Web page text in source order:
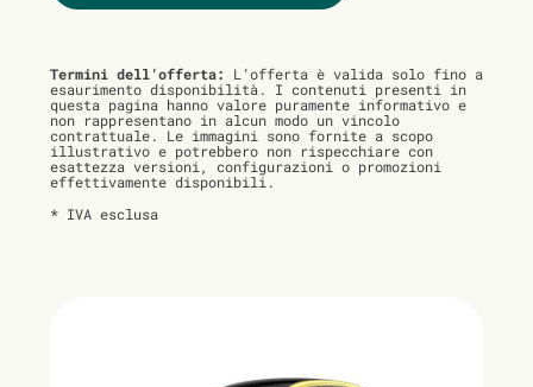
Termini dell’offerta:
L’offerta è valida solo fino a
esaurimento disponibilità. I contenuti presenti in
questa pagina hanno valore puramente informativo e
non rappresentano in alcun modo un vincolo
contrattuale. Le immagini sono fornite a scopo
illustrativo e potrebbero non rispecchiare con
esattezza versioni, configurazioni o promozioni
effettivamente disponibili.
* IVA esclusa